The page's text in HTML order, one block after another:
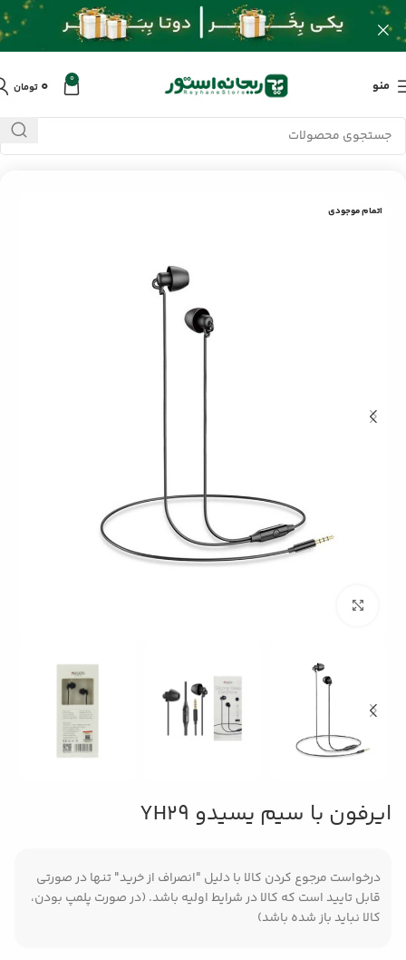
منو 0 ۰ تومان
خانه/محصولات/لوازم جانبی موبایل/ایرفون با سیم یسیدو YH29
اتمام موجودی
ایرفون با سیم یسیدو YH29
درخواست مرجوع کردن کالا با دلیل "انصراف از خرید" تنها در صورتی
قابل تایید است که کالا در شرایط اولیه باشد. (در صورت پلمپ بودن،
کالا نباید باز شده باشد)